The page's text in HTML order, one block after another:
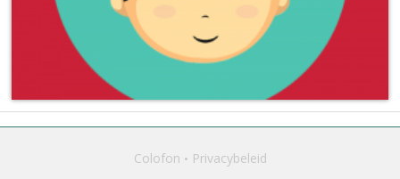
Colofon Privacybeleid